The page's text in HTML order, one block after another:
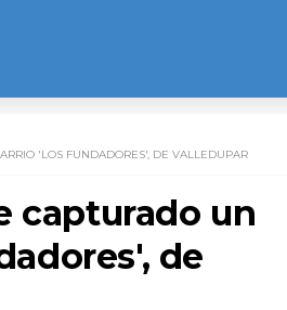
'LOS FUNDADORES', DE VALLEDUPAR
capturado un
de